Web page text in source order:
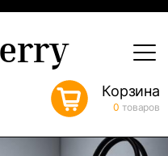
Корзина
0 товаров